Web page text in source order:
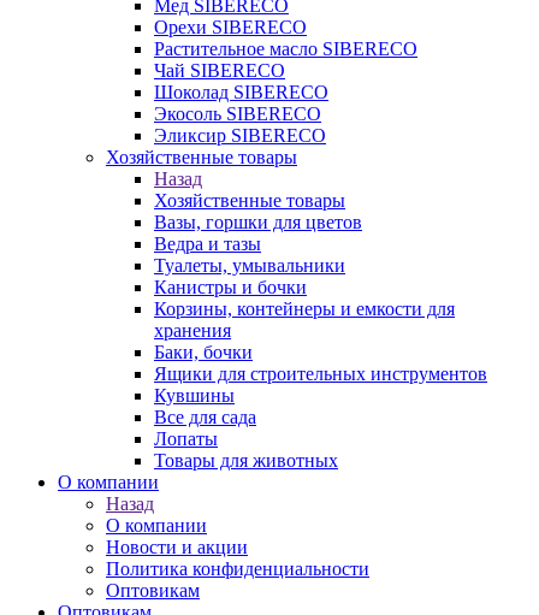
Мед SIBERECO
Орехи SIBERECO
Растительное масло SIBERECO
Чай SIBERECO
Шоколад SIBERECO
Экосоль SIBERECO
Эликсир SIBERECO
Хозяйственные товары
Назад
Хозяйственные товары
Вазы, горшки для цветов
Ведра и тазы
Туалеты, умывальники
Канистры и бочки
Корзины, контейнеры и емкости для
хранения
Баки, бочки
Ящики для строительных инструментов
Кувшины
Все для сада
Лопаты
Товары для животных
О компании
Назад
О компании
Новости и акции
Политика конфиденциальности
Оптовикам